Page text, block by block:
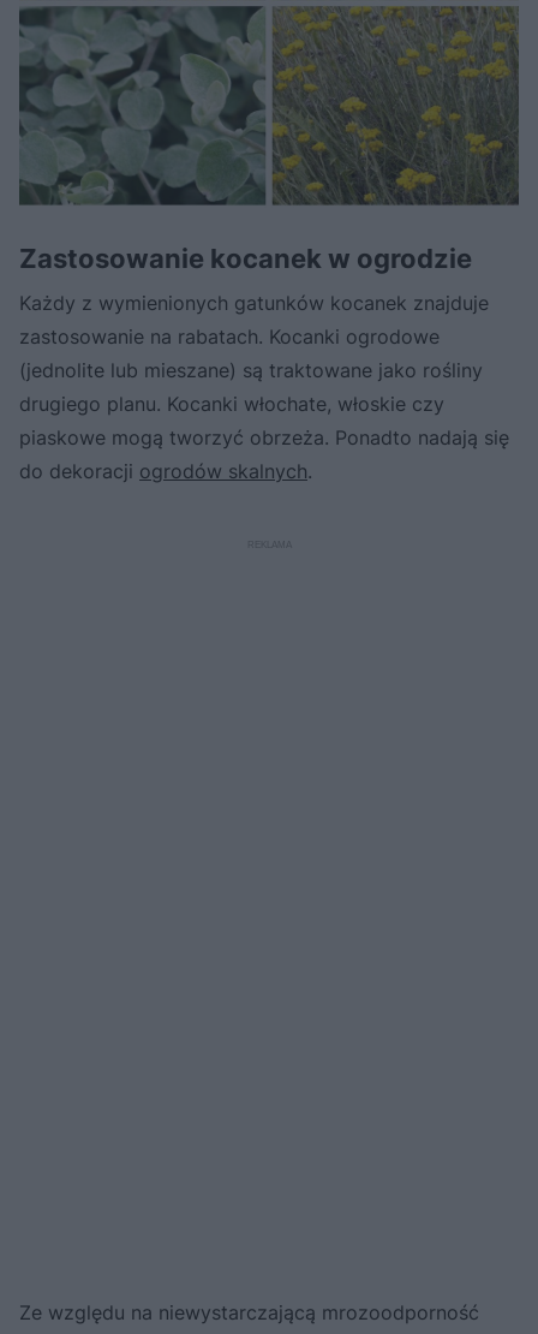
Zastosowanie kocanek w ogrodzie
Każdy z wymienionych gatunków kocanek znajduje
zastosowanie na rabatach. Kocanki ogrodowe
(jednolite lub mieszane) są traktowane jako rośliny
drugiego planu. Kocanki włochate, włoskie czy
piaskowe mogą tworzyć obrzeża. Ponadto nadają się
do dekoracji ogrodów skalnych.
Ze względu na niewystarczającą mrozoodporność